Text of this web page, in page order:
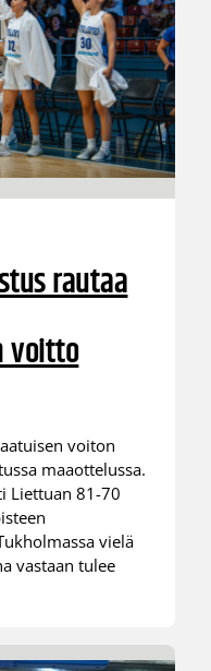
rautaa
voitto
voiton
maaottelussa.
Liettuan 81-70
vielä
vastaan tulee